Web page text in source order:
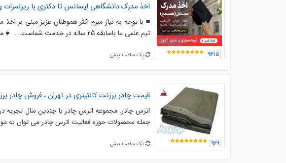
15
اخذ مدرک دانشگاهی لیسانس تا دکتری با ریزنمرات و
■ با توجه به نیاز مبرم اکثر هموطنان عزیز مبنی بر
تیم علمی ما باسابقه 25 ساله در خدمت شماست.. . ️ ● متاسفانه امروزه درسطح اینترنت،تلگرام،...
یک ساعت پیش
9
قیمت چادر برزنت کانتینری در تهران ، فروش چادر
اترس چادر. مجموعه اترس چادر با چندین سال تجربه
جمله محصولات حوزه فعالیت اترس چادر می توان به
یک ساعت پیش